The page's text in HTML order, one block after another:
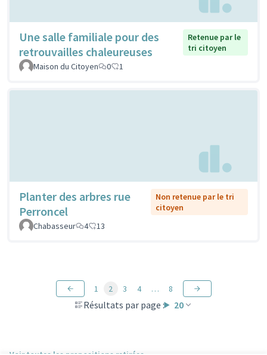
Une salle familiale pour des
retrouvailles chaleureuses
Retenue par le
tri citoyen
Maison du Citoyen
0 1
Planter des arbres rue
Perroncel
Non retenue par le tri
citoyen
Chabasseur
4 13
Résultats par page : 20
1 2 3 4 … 8